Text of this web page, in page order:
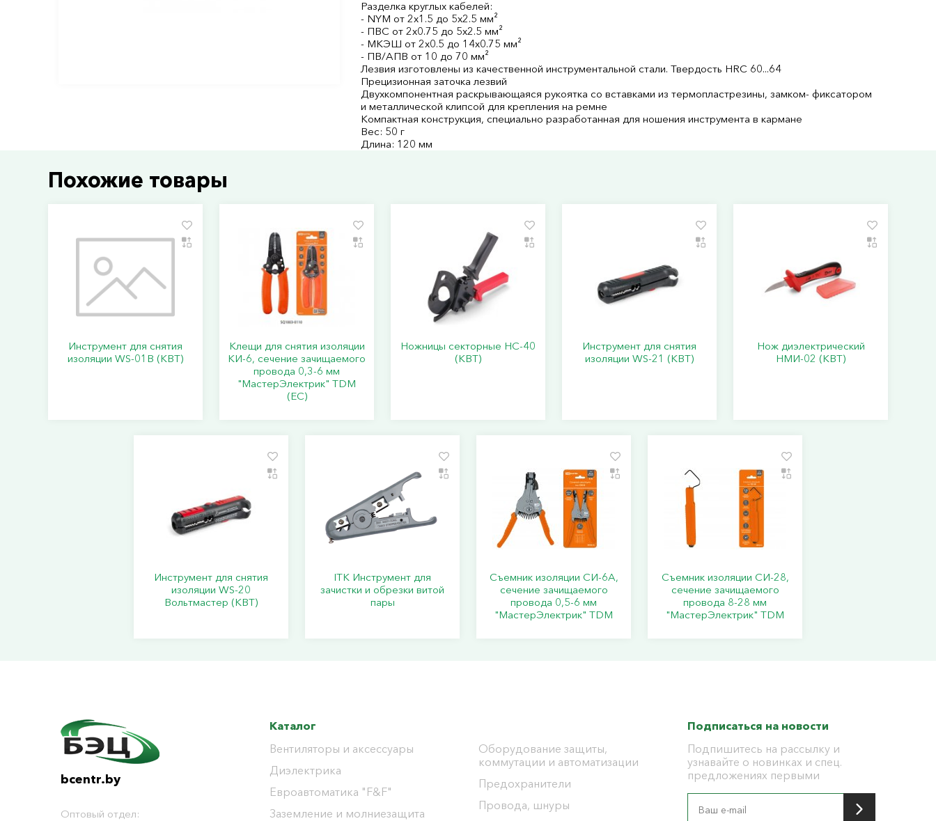
Разделка круглых кабелей:
- NYM от 2х1.5 до 5х2.5 мм²
- ПВС от 2х0.75 до 5х2.5 мм²
- МКЭШ от 2х0.5 до 14х0.75 мм²
- ПВ/АПВ от 10 до 70 мм²
Лезвия изготовлены из качественной инструментальной стали. Твердость HRC 60...64
Прецизионная заточка лезвий
Двухкомпонентная раскрывающаяся рукоятка со вставками из термопластрезины, замком- фиксатором
и металлической клипсой для крепления на ремне
Компактная конструкция, специально разработанная для ношения инструмента в кармане
Вес: 50 г
Длина: 120 мм
Похожие товары
Инструмент для снятия
изоляции WS-01B (КВТ)
Клещи для снятия изоляции
КИ-6, сечение зачищаемого
провода 0,3-6 мм
"МастерЭлектрик" TDM
(ЕС)
Ножницы секторные НС-40
(КВТ)
Инструмент для снятия
изоляции WS-21 (КВТ)
Нож диэлектрический
НМИ-02 (КВТ)
Инструмент для снятия
изоляции WS-20
Вольтмастер (КВТ)
ITK Инструмент для
зачистки и обрезки витой
пары
Съемник изоляции СИ-6А,
сечение зачищаемого
провода 0,5-6 мм
"МастерЭлектрик" TDM
Съемник изоляции СИ-28,
сечение зачищаемого
провода 8-28 мм
"МастерЭлектрик" TDM
bcentr.by
Оптовый отдел:
Каталог
Вентиляторы и аксессуары
Диэлектрика
Евроавтоматика "F&F"
Заземление и молниезащита
Оборудование защиты,
коммутации и автоматизации
Предохранители
Провода, шнуры
Подписаться на новости
Подпишитесь на рассылку и
узнавайте о новинках и спец.
предложениях первыми